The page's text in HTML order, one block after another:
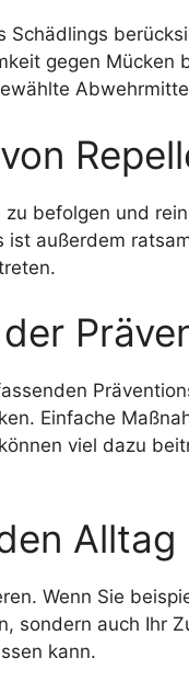
gegen Mücken
befolgen und
außerdem
Einfache
viel dazu
Alltag
Wenn Sie
sondern auch Ihr
kann.